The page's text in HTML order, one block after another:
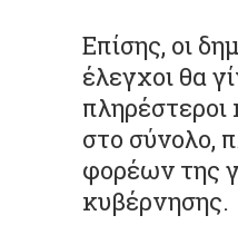
Επίσης, οι
έλεγχοι θα
πληρέστεροι
στο σύνολο,
φορέων της
κυβέρνησης.